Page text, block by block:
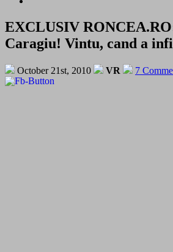
EXCLUSIV
Caragiu! Vintu, cand a
October 21st, 2010 VR 7